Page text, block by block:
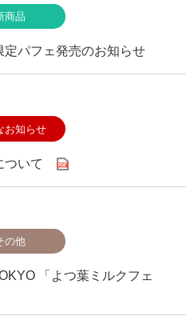
定パフェ発売のお知らせ
ついて
「よつ葉ミルクフェ